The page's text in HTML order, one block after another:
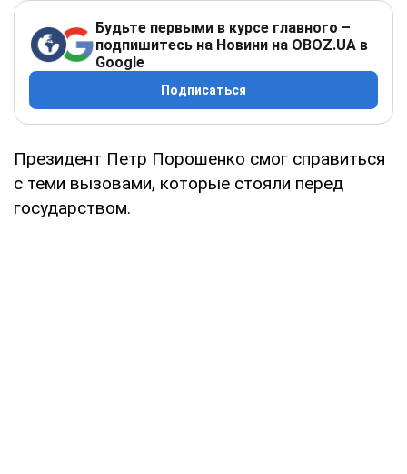
Будьте первыми в курсе главного –
подпишитесь на Новини на OBOZ.UA в
Google
Подписаться
Президент Петр Порошенко смог справиться
с теми вызовами, которые стояли перед
государством.